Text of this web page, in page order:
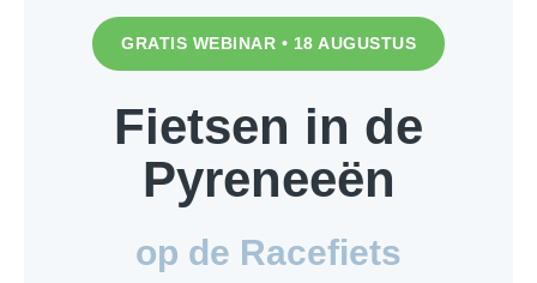
GRATIS WEBINAR • 18 AUGUSTUS
Fietsen in de
Pyreneeën
op de Racefiets